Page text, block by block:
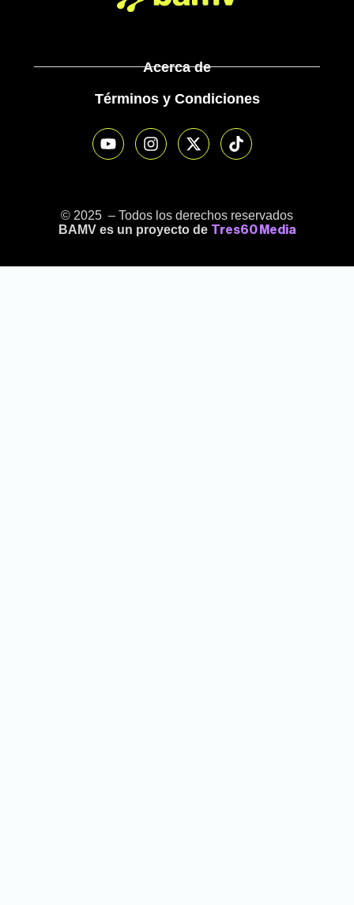
Acerca de
Términos y Condiciones
© 2025 – Todos los derechos reservados
BAMV es un proyecto de Tres60 Media